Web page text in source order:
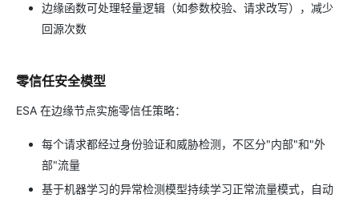
边缘函数可处理轻量逻辑（如参数校验、请求改写），减少
回源次数
零信任安全模型
ESA 在边缘节点实施零信任策略：
每个请求都经过身份验证和威胁检测，不区分"内部"和"外
部"流量
基于机器学习的异常检测模型持续学习正常流量模式，自动